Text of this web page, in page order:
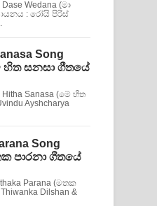
Dase Wedana (මා
: රෝයි පිරිස්
Song
හිත සනසා ගීතයේ
Hitha Sanasa (මේ හිත
Ayshcharya
Song
පාරනා ගීතයේ
Parana (මතක
Dilshan &